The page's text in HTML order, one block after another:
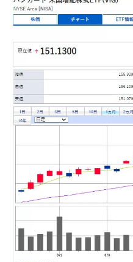
2022年7月24日
ポチッとお願いします！収支報告 発表 今までの購
9円+13,756円 ＝ 870,736円 損益額： ＋
08,554円 損益％：＋12.47％前回の利益率 ＋8.37
一か月が経過したため久しぶりの運用成績。円が弱
は・・・株を売って円転して初めて利益...